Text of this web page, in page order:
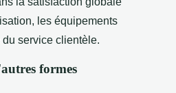
les équipements
service clientèle.
formes